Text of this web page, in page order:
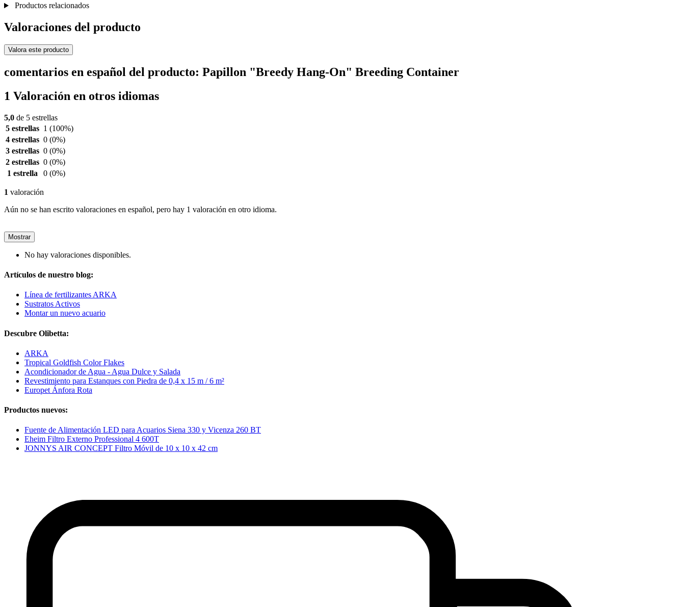
Productos relacionados
Valoraciones del producto
Valora este producto
comentarios en español del producto: Papillon "Breedy Hang-On" Breeding Container
1 Valoración en otros idiomas
5,0 de 5 estrellas
5 estrellas 1 (100%)
4 estrellas 0 (0%)
3 estrellas 0 (0%)
2 estrellas 0 (0%)
1 estrella
0 (0%)
1 valoración
Aún no se han escrito valoraciones en español, pero hay 1 valoración en otro idioma.
Mostrar
No hay valoraciones disponibles.
Artículos de nuestro blog:
Línea de fertilizantes ARKA
Sustratos Activos
Montar un nuevo acuario
Descubre Olibetta:
ARKA
Tropical Goldfish Color Flakes
Acondicionador de Agua - Agua Dulce y Salada
Revestimiento para Estanques con Piedra de 0,4 x 15 m / 6 m²
Europet Ánfora Rota
Productos nuevos:
Fuente de Alimentación LED para Acuarios Siena 330 y Vicenza 260 BT
Eheim Filtro Externo Professional 4 600T
JONNYS AIR CONCEPT Filtro Móvil de 10 x 10 x 42 cm